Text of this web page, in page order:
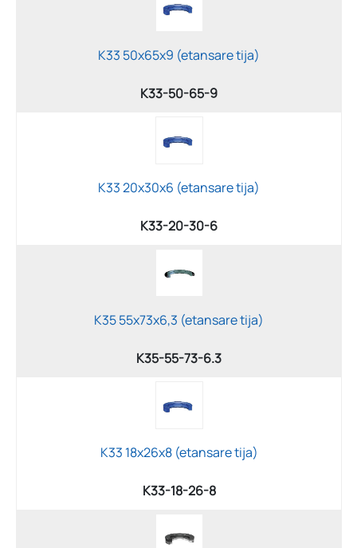
K33 50x65x9 (etansare tija)
K33-50-65-9
K33 20x30x6 (etansare tija)
K33-20-30-6
K35 55x73x6,3 (etansare tija)
K35-55-73-6.3
K33 18x26x8 (etansare tija)
K33-18-26-8